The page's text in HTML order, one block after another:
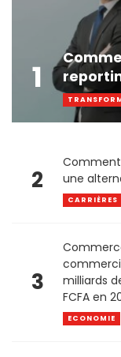
1
2
une
CARRIÈRES
3
milliards
FCFA en
ECONOMIE